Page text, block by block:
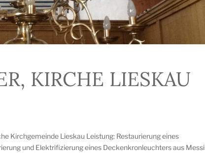
KIRCHE LIESKAU
Kirchgemeinde Lieskau Leistung: Restaurierung eines
und Elektrifizierung eines Deckenkronleuchters aus